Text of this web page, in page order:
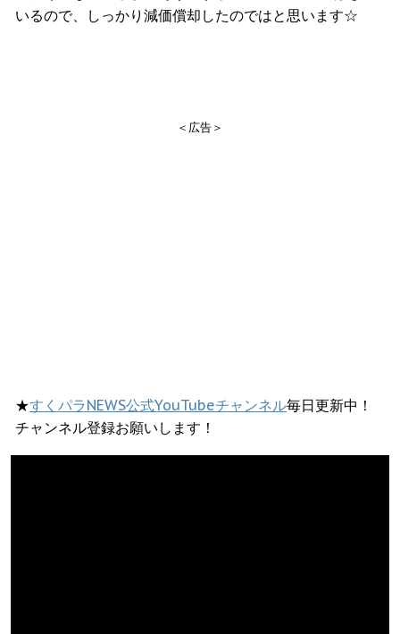
いるので、しっかり減価償却したのではと思います☆
＜広告＞
★すくパラNEWS公式YouTubeチャンネル毎日更新中！
チャンネル登録お願いします！